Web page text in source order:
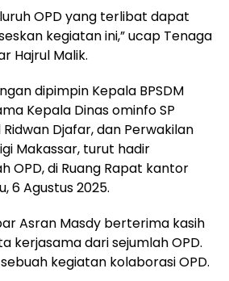
OPD yang terlibat dapat
kegiatan ini,” ucap Tenaga
Hajrul Malik.
dipimpin Kepala BPSDM
Kepala Dinas ominfo SP
Djafar, dan Perwakilan
Makassar, turut hadir
OPD, di Ruang Rapat kantor
6 Agustus 2025.
Asran Masdy berterima kasih
kerjasama dari sejumlah OPD.
kegiatan kolaborasi OPD.